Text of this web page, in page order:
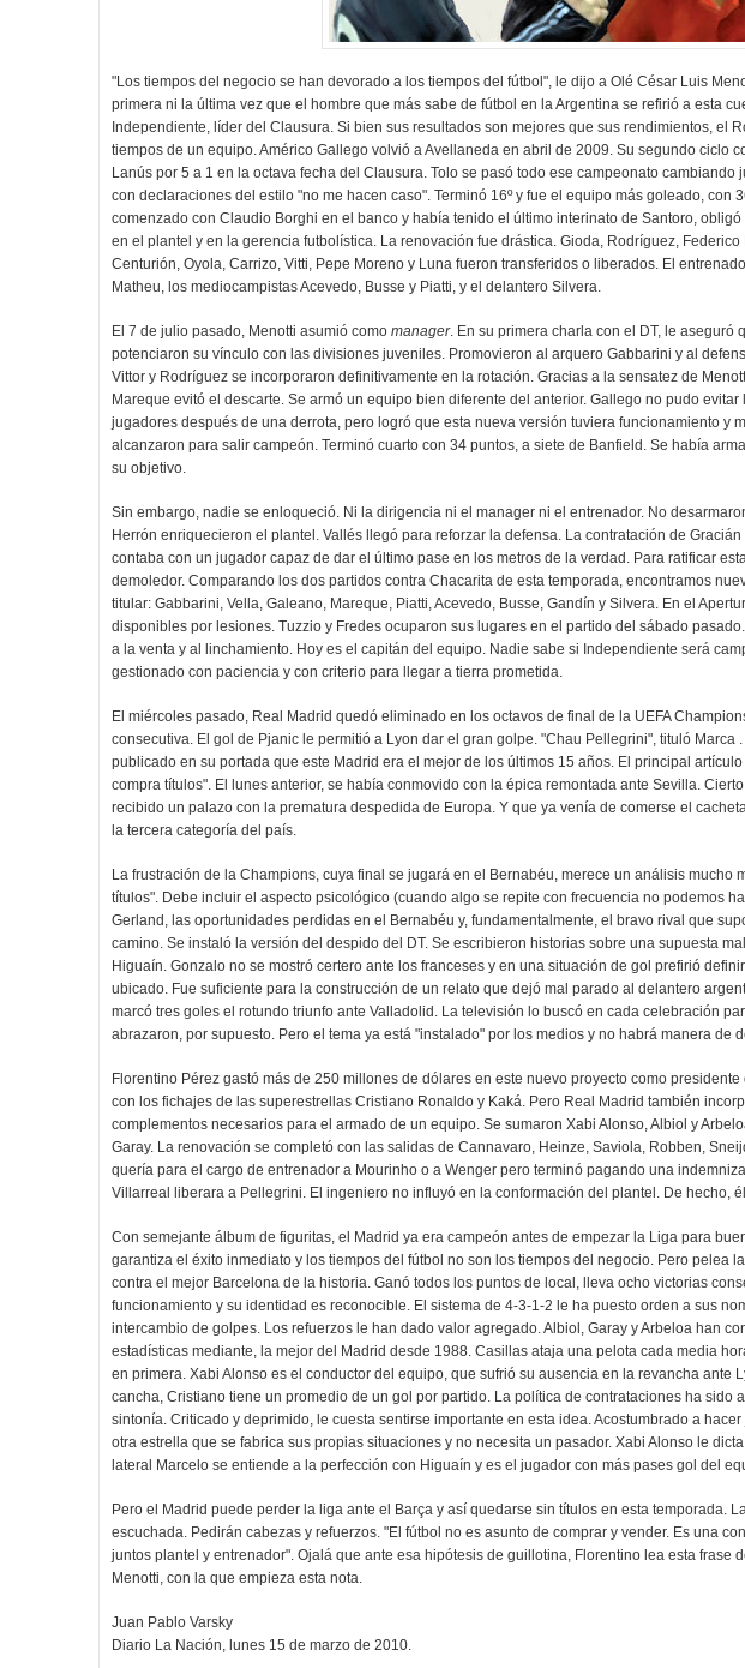
"Los tiempos del negocio se han devorado a los tiempos del fútbol", le dijo a Olé César Luis
primera ni la última vez que el hombre que más sabe de fútbol en la Argentina se refirió a esta
Independiente, líder del Clausura. Si bien sus resultados son mejores que sus rendimientos, el
tiempos de un equipo. Américo Gallego volvió a Avellaneda en abril de 2009. Su segundo ciclo
Lanús por 5 a 1 en la octava fecha del Clausura. Tolo se pasó todo ese campeonato
con declaraciones del estilo "no me hacen caso". Terminó 16º y fue el equipo más goleado, con
comenzado con Claudio Borghi en el banco y había tenido el último interinato de Santoro,
en el plantel y en la gerencia futbolística. La renovación fue drástica. Gioda, Rodríguez,
Centurión, Oyola, Carrizo, Vitti, Pepe Moreno y Luna fueron transferidos o liberados. El
Matheu, los mediocampistas Acevedo, Busse y Piatti, y el delantero Silvera.
El 7 de julio pasado, Menotti asumió como manager. En su primera charla con el DT, le aseguró
potenciaron su vínculo con las divisiones juveniles. Promovieron al arquero Gabbarini y al
Vittor y Rodríguez se incorporaron definitivamente en la rotación. Gracias a la sensatez de
Mareque evitó el descarte. Se armó un equipo bien diferente del anterior. Gallego no pudo
jugadores después de una derrota, pero logró que esta nueva versión tuviera funcionamiento y
alcanzaron para salir campeón. Terminó cuarto con 34 puntos, a siete de Banfield. Se había
su objetivo.
Sin embargo, nadie se enloqueció. Ni la dirigencia ni el manager ni el entrenador. No
Herrón enriquecieron el plantel. Vallés llegó para reforzar la defensa. La contratación de
contaba con un jugador capaz de dar el último pase en los metros de la verdad. Para ratificar
demoledor. Comparando los dos partidos contra Chacarita de esta temporada, encontramos
titular: Gabbarini, Vella, Galeano, Mareque, Piatti, Acevedo, Busse, Gandín y Silvera. En el
disponibles por lesiones. Tuzzio y Fredes ocuparon sus lugares en el partido del sábado
a la venta y al linchamiento. Hoy es el capitán del equipo. Nadie sabe si Independiente será
gestionado con paciencia y con criterio para llegar a tierra prometida.
El miércoles pasado, Real Madrid quedó eliminado en los octavos de final de la UEFA
consecutiva. El gol de Pjanic le permitió a Lyon dar el gran golpe. "Chau Pellegrini", tituló Marca
publicado en su portada que este Madrid era el mejor de los últimos 15 años. El principal
compra títulos". El lunes anterior, se había conmovido con la épica remontada ante Sevilla.
recibido un palazo con la prematura despedida de Europa. Y que ya venía de comerse el
la tercera categoría del país.
La frustración de la Champions, cuya final se jugará en el Bernabéu, merece un análisis mucho
títulos". Debe incluir el aspecto psicológico (cuando algo se repite con frecuencia no podemos
Gerland, las oportunidades perdidas en el Bernabéu y, fundamentalmente, el bravo rival que
camino. Se instaló la versión del despido del DT. Se escribieron historias sobre una supuesta
Higuaín. Gonzalo no se mostró certero ante los franceses y en una situación de gol prefirió
ubicado. Fue suficiente para la construcción de un relato que dejó mal parado al delantero
marcó tres goles el rotundo triunfo ante Valladolid. La televisión lo buscó en cada celebración
abrazaron, por supuesto. Pero el tema ya está "instalado" por los medios y no habrá manera de
Florentino Pérez gastó más de 250 millones de dólares en este nuevo proyecto como
con los fichajes de las superestrellas Cristiano Ronaldo y Kaká. Pero Real Madrid también
complementos necesarios para el armado de un equipo. Se sumaron Xabi Alonso, Albiol y
Garay. La renovación se completó con las salidas de Cannavaro, Heinze, Saviola, Robben,
quería para el cargo de entrenador a Mourinho o a Wenger pero terminó pagando una
Villarreal liberara a Pellegrini. El ingeniero no influyó en la conformación del plantel. De hecho,
Con semejante álbum de figuritas, el Madrid ya era campeón antes de empezar la Liga para
garantiza el éxito inmediato y los tiempos del fútbol no son los tiempos del negocio. Pero pelea
contra el mejor Barcelona de la historia. Ganó todos los puntos de local, lleva ocho victorias
funcionamiento y su identidad es reconocible. El sistema de 4-3-1-2 le ha puesto orden a sus
intercambio de golpes. Los refuerzos le han dado valor agregado. Albiol, Garay y Arbeloa han
estadísticas mediante, la mejor del Madrid desde 1988. Casillas ataja una pelota cada media
en primera. Xabi Alonso es el conductor del equipo, que sufrió su ausencia en la revancha ante
cancha, Cristiano tiene un promedio de un gol por partido. La política de contrataciones ha sido
sintonía. Criticado y deprimido, le cuesta sentirse importante en esta idea. Acostumbrado a
otra estrella que se fabrica sus propias situaciones y no necesita un pasador. Xabi Alonso le
lateral Marcelo se entiende a la perfección con Higuaín y es el jugador con más pases gol del
Pero el Madrid puede perder la liga ante el Barça y así quedarse sin títulos en esta temporada.
escuchada. Pedirán cabezas y refuerzos. "El fútbol no es asunto de comprar y vender. Es una
juntos plantel y entrenador". Ojalá que ante esa hipótesis de guillotina, Florentino lea esta frase
Menotti, con la que empieza esta nota.
Juan Pablo Varsky
Diario La Nación, lunes 15 de marzo de 2010.